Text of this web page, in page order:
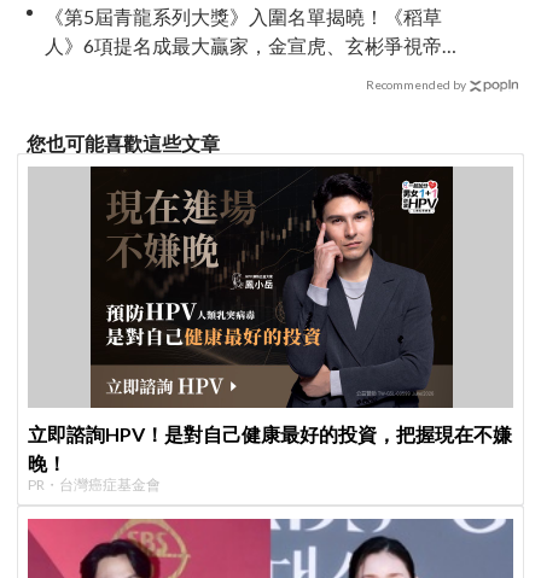
《第5屆青龍系列大獎》入圍名單揭曉！《稻草
人》6項提名成最大贏家，金宣虎、玄彬爭視帝，
Recommended by
您也可能喜歡這些文章
立即諮詢HPV！是對自己健康最好的投資，把握現在不嫌
晚！
PR・台灣癌症基金會